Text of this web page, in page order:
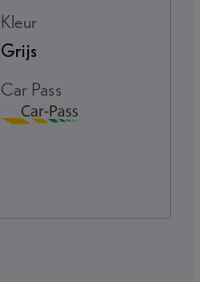
Kleur
Grijs
Car Pass
Download